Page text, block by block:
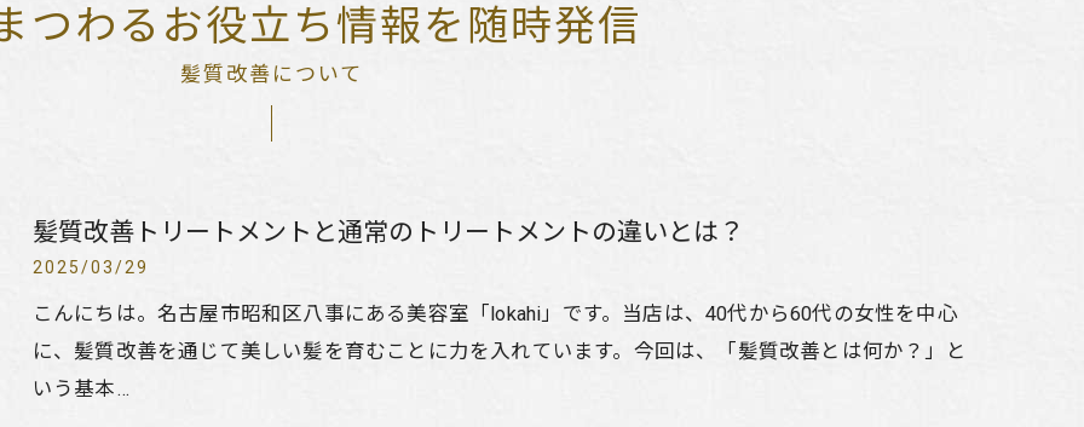
つわるお役立ち情報を随時発信
髪質改善について
髪質改善トリートメントと通常のトリートメントの違いとは？
2025/03/29
こんにちは。名古屋市昭和区八事にある美容室「lokahi」です。当店は、40代から60代の女性を中心
に、髪質改善を通じて美しい髪を育むことに力を入れています。今回は、「髪質改善とは何か？」と
いう基本…